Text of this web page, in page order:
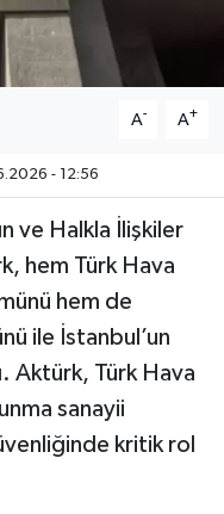
A- A+
- 12:56
ve Halkla İlişkiler
hem Türk Hava
hem de
ile İstanbul’un
Aktürk, Türk Hava
sanayii
kritik rol